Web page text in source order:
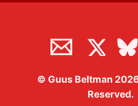
© Guus Beltman
Reserved.